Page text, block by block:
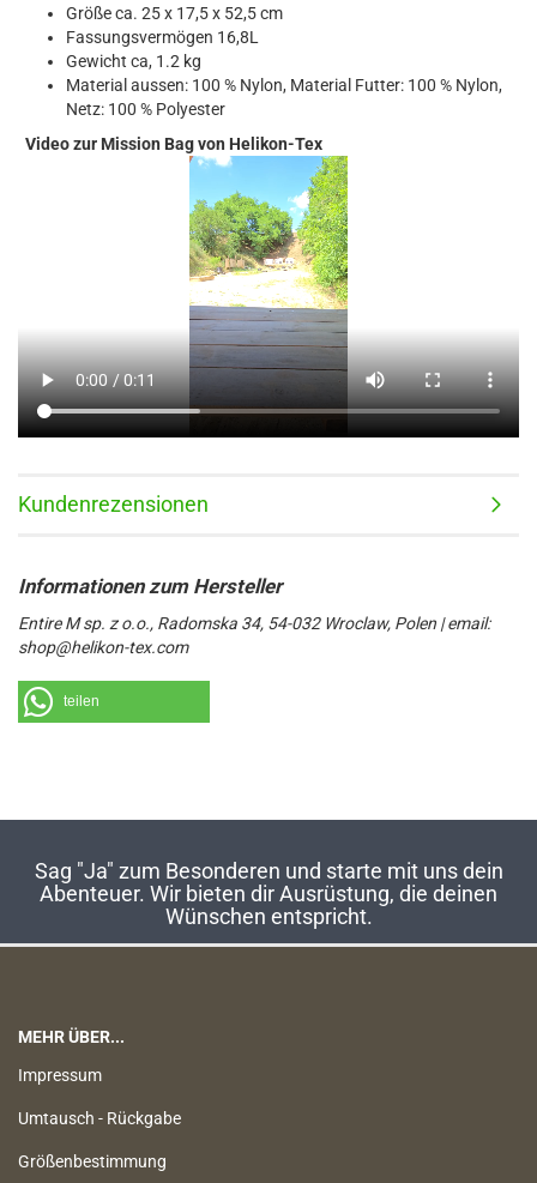
Größe ca. 25 x 17,5 x 52,5 cm
Fassungsvermögen 16,8L
Gewicht ca, 1.2 kg
Material aussen: 100 % Nylon, Material Futter: 100 % Nylon,
Netz: 100 % Polyester
Video zur Mission Bag von Helikon-Tex
Kundenrezensionen
Entire M sp. z o.o., Radomska 34, 54-032 Wroclaw, Polen | email:
shop@helikon-tex.com
teilen
Sag "Ja" zum Besonderen und starte mit uns dein
Abenteuer. Wir bieten dir Ausrüstung, die deinen
Wünschen entspricht.
MEHR ÜBER...
Impressum
Umtausch - Rückgabe
Größenbestimmung